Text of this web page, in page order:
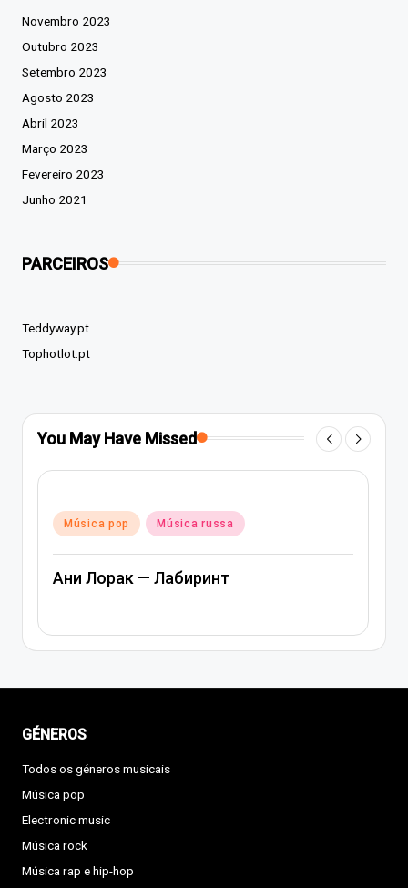
Novembro 2023
Outubro 2023
Setembro 2023
Agosto 2023
Abril 2023
Março 2023
Fevereiro 2023
Junho 2021
PARCEIROS
Teddyway.pt
Tophotlot.pt
You May Have Missed
in
Música pop Música rap e hip-hop
Música russa
Артем Качер Ани Лорак – Материк
GÉNEROS
Todos os géneros musicais
Música pop
Electronic music
Música rock
Música rap e hip-hop